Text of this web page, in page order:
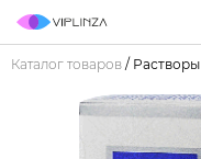
Каталог товаров / Растворы